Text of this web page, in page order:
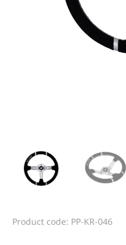
Product code: PP-KR-046